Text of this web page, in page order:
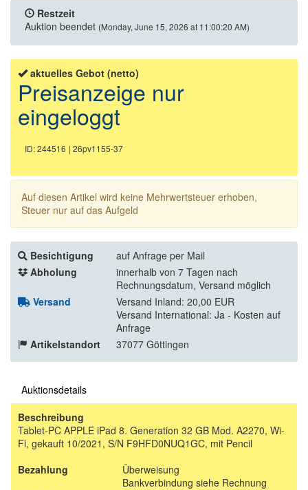
Restzeit
Auktion beendet (Monday, June 15, 2026 at 11:00:20 AM)
aktuelles Gebot (netto)
Preisanzeige nur
eingeloggt
ID: 244516 | 26pv1155-37
Auf diesen Artikel wird keine Mehrwertsteuer erhoben,
Steuer nur auf das Aufgeld
Besichtigung
auf Anfrage per Mail
Abholung
innerhalb von 7 Tagen nach
Rechnungsdatum, Versand möglich
Versand
Versand Inland: 20,00 EUR
Versand International: Ja - Kosten auf
Anfrage
Artikelstandort
37077 Göttingen
Auktionsdetails
Beschreibung
Tablet-PC APPLE iPad 8. Generation 32 GB Mod. A2270, Wi-
Fi, gekauft 10/2021, S/N F9HFD0NUQ1GC, mit Pencil
Bezahlung
Überweisung
Bankverbindung siehe Rechnung